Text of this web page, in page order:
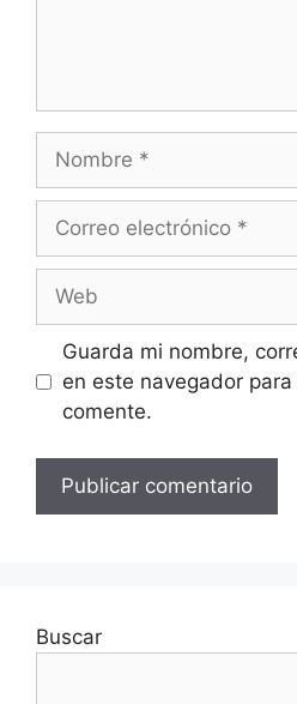
Nombre
Correo
Web
Guarda mi nombre,
en este navegador
comente.
Buscar